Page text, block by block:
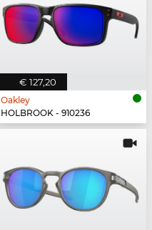
€ 127,20
Oakley
HOLBROOK - 910236